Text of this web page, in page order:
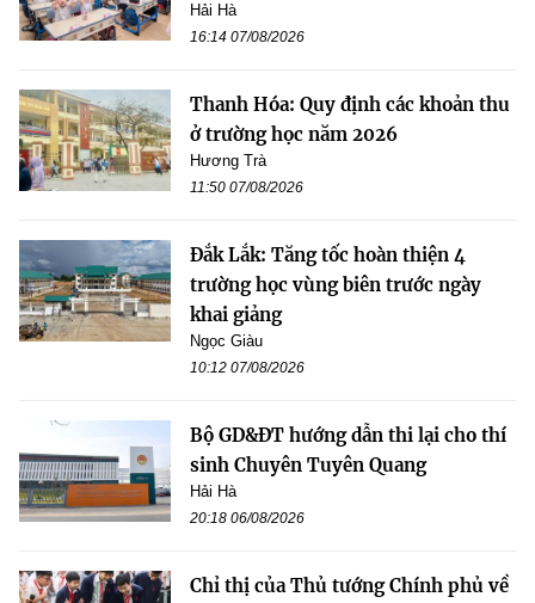
Hải Hà
16:14 07/08/2026
Thanh Hóa: Quy định các khoản thu
ở trường học năm 2026
Hương Trà
11:50 07/08/2026
Đắk Lắk: Tăng tốc hoàn thiện 4
trường học vùng biên trước ngày
khai giảng
Ngọc Giàu
10:12 07/08/2026
Bộ GD&ĐT hướng dẫn thi lại cho thí
sinh Chuyên Tuyên Quang
Hải Hà
20:18 06/08/2026
Chỉ thị của Thủ tướng Chính phủ về